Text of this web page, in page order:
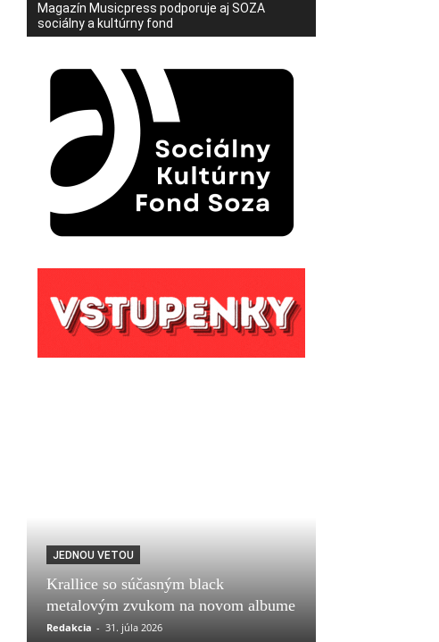
Magazín Musicpress podporuje aj SOZA
sociálny a kultúrny fond
JEDNOU VETOU
Krallice so súčasným black
metalovým zvukom na novom albume
Redakcia - 31. júla 2026